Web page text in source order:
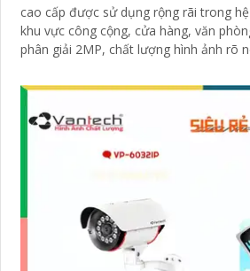
cao cấp được sử dụng rộng rãi trong
khu vực công cộng, cửa hàng, văn phòng và
phân giải 2MP, chất lượng hình ảnh rõ